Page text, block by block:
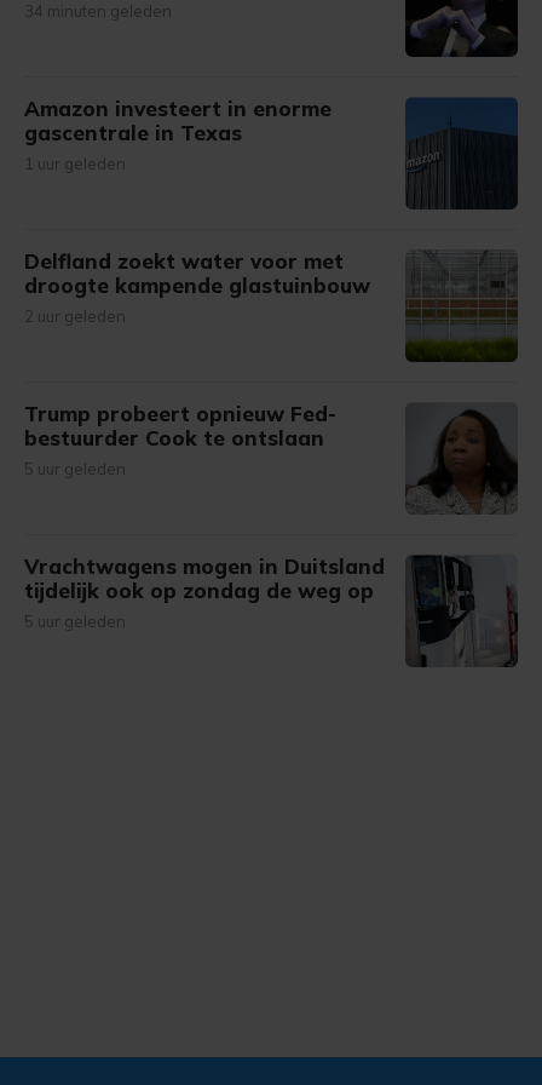
34 minuten geleden
Amazon investeert in enorme
gascentrale in Texas
1 uur geleden
Delfland zoekt water voor met
droogte kampende glastuinbouw
2 uur geleden
Trump probeert opnieuw Fed-
bestuurder Cook te ontslaan
5 uur geleden
Vrachtwagens mogen in Duitsland
tijdelijk ook op zondag de weg op
5 uur geleden